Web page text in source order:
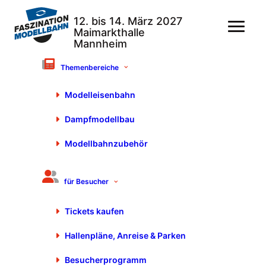
Themenbereiche
Modelleisenbahn
Dampfmodellbau
Modellbahnzubehör
für Besucher
Tickets kaufen
Hallenpläne, Anreise & Parken
Besucherprogramm
Die Spur N Modellbahn-
Anlagen stellen sich vor